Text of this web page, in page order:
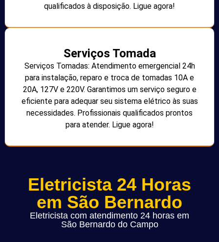
qualificados à disposição. Ligue agora!
Serviços Tomada
Serviços Tomadas: Atendimento emergencial 24h
para instalação, reparo e troca de tomadas 10A e
20A, 127V e 220V. Garantimos um serviço seguro e
eficiente para adequar seu sistema elétrico às suas
necessidades. Profissionais qualificados prontos
para atender. Ligue agora!
Eletricista 24 Horas
em São Bernardo
Eletricista com atendimento 24 horas em
São Bernardo do Campo